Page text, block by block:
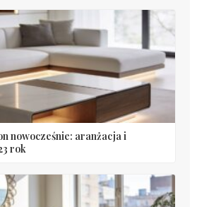
nowocześnie: aranżacja i
rok